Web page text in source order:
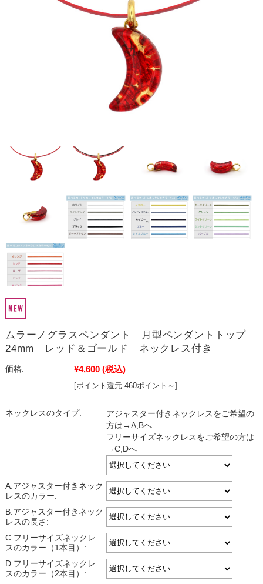
ムラーノグラスペンダント 月型ペンダントトップ
24mm レッド＆ゴールド ネックレス付き
価格: ¥4,600 (税込)
[ポイント還元 460ポイント～]
ネックレスのタイプ:
アジャスター付きネックレスをご希望の
方は→A,Bへ
フリーサイズネックレスをご希望の方は
→C,Dへ
A.アジャスター付きネック
レスのカラー:
B.アジャスター付きネック
レスの長さ:
C.フリーサイズネックレ
スのカラー（1本目）:
D.フリーサイズネックレ
スのカラー（2本目）: